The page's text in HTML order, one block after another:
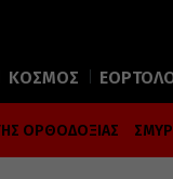
ΚΟΣΜΟΣ
ΟΡΘΟΔΟΞΙΑΣ